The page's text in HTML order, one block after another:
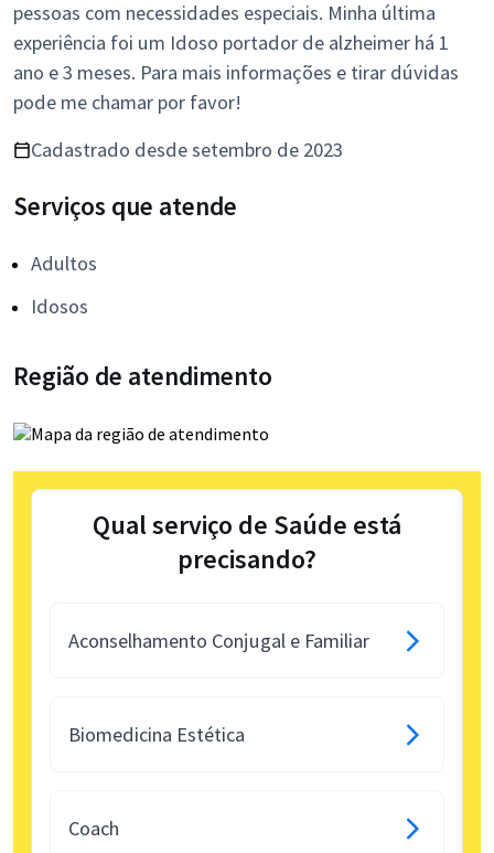
pessoas com necessidades especiais. Minha última
experiência foi um Idoso portador de alzheimer há 1
ano e 3 meses. Para mais informações e tirar dúvidas
pode me chamar por favor!
Cadastrado desde setembro de 2023
Serviços que atende
Adultos
Idosos
Região de atendimento
Qual serviço de Saúde está
precisando?
Aconselhamento Conjugal e Familiar
Biomedicina Estética
Coach